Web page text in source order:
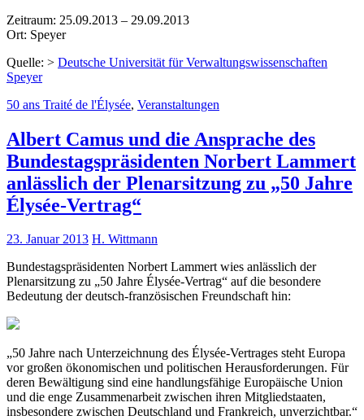
Zeitraum: 25.09.2013 – 29.09.2013
Ort: Speyer
Quelle: > Deutsche Universität für Verwaltungswissenschaften
Speyer
50 ans Traité de l'Élysée, Veranstaltungen
Albert Camus und die Ansprache des
Bundestagspräsidenten Norbert Lammert
anlässlich der Plenarsitzung zu „50 Jahre
Élysée-Vertrag“
23. Januar 2013 H. Wittmann
Bundestagspräsidenten Norbert Lammert wies anlässlich der
Plenarsitzung zu „50 Jahre Élysée-Vertrag“ auf die besondere
Bedeutung der deutsch-französischen Freundschaft hin:
„50 Jahre nach Unterzeichnung des Élysée-Vertrages steht Europa
vor großen ökonomischen und politischen Herausforderungen. Für
deren Bewältigung sind eine handlungsfähige Europäische Union
und die enge Zusammenarbeit zwischen ihren Mitgliedstaaten,
insbesondere zwischen Deutschland und Frankreich, unverzichtbar.“